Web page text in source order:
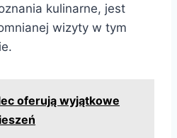
kulinarne, jest
wizyty w tym
oferują wyjątkowe